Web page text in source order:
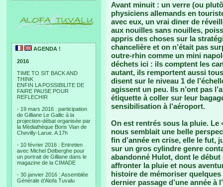
AGENDA !
2016
TIME TO SIT BACK AND
THINK
ENFIN LA POSSIBILITE DE
FAIRE PAUSE POUR
REFLECHIR
- 19 mars 2016 : participation
de Gilliane Le Gallic à la
projection-débat organisée par
la Médiathèque Boris Vian de
Chevilly-Larue. A 17h
- 10 février 2016 : Entretien
avec Michel Delberghe pour
un portrait de Gilliane dans le
magazine de la CIMADE
- 30 janvier 2016 : Assemblée
Générale d’Alofa Tuvalu
Avant minuit : un verre (ou
physiciens allemands en
avec eux, un vrai diner de
aux nouilles sans nouilles,
appris des choses sur la
chancelière et on n’était pas
outre-rhin comme un mini
déchets ici : ils comptent les
autant, ils remportent aussi
disent sur le niveau 1 de
agissent un peu. Ils n’ont pas
étiquette à coller sur leur
sensibilisation à l’aéroport.
On est rentrés sous la pluie. Le
nous semblait une belle
fin d’année en crise, elle le fut,
sur un gros cylindre genre
abandonné Hulot, dont le
affronter la pluie et nous
histoire de mémoriser
dernier passage d’une année à